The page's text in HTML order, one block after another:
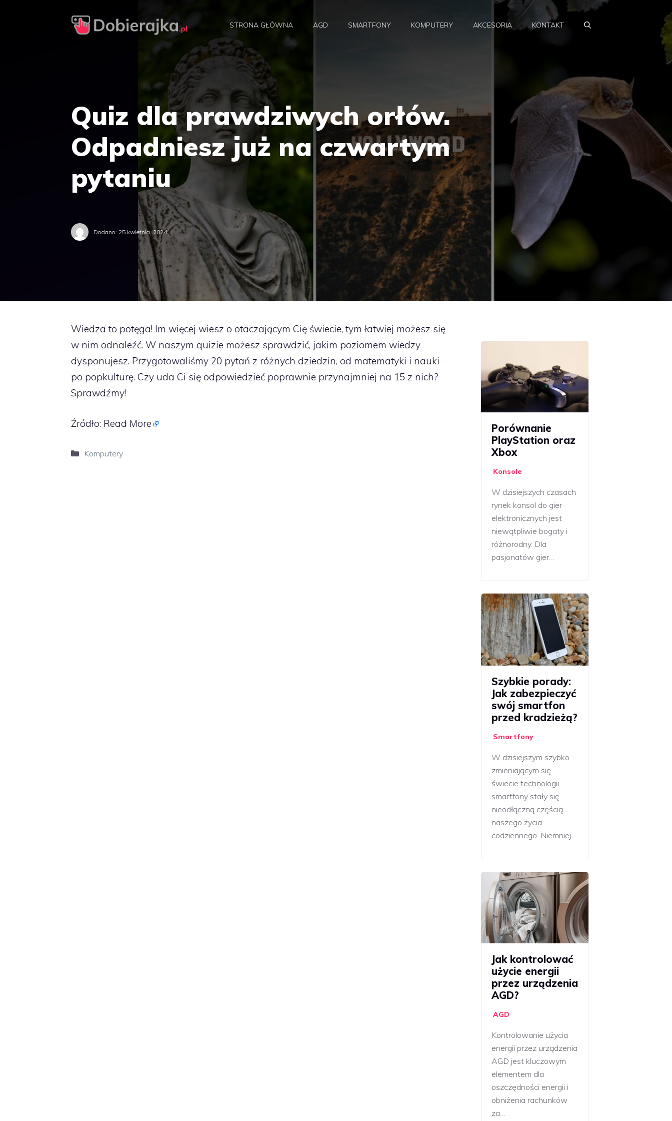
STRONA GŁÓWNA AGD SMARTFONY KOMPUTERY AKCESORIA KONTAKT
Quiz dla prawdziwych orłów.
Odpadniesz już na czwartym
pytaniu
Dodano: 25 kwietnia, 2024
Wiedza to potęga! Im więcej wiesz o otaczającym Cię świecie, tym łatwiej możesz się
w nim odnaleźć. W naszym quizie możesz sprawdzić, jakim poziomem wiedzy
dysponujesz. Przygotowaliśmy 20 pytań z różnych dziedzin, od matematyki i nauki
po popkulturę. Czy uda Ci się odpowiedzieć poprawnie przynajmniej na 15 z nich?
Sprawdźmy!
Źródło: Read More
Kategorie
Komputery
Porównanie
PlayStation oraz
Xbox
Konsole
W dzisiejszych czasach
rynek konsol do gier
elektronicznych jest
niewątpliwie bogaty i
różnorodny. Dla
pasjonatów gier…
Szybkie porady:
Jak zabezpieczyć
swój smartfon
przed kradzieżą?
Smartfony
W dzisiejszym szybko
zmieniającym się
świecie technologii
smartfony stały się
nieodłączną częścią
naszego życia
codziennego. Niemniej…
Jak kontrolować
użycie energii
przez urządzenia
AGD?
AGD
Kontrolowanie użycia
energii przez urządzenia
AGD jest kluczowym
elementem dla
oszczędności energii i
obniżenia rachunków
za…